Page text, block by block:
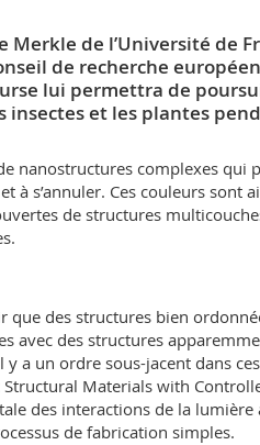
Merkle de l’Université de
de recherche européen,
lui permettra de
et les plantes
nanostructures complexes qui
à s’annuler. Ces couleurs sont
de structures
des structures bien
avec des structures
a un ordre sous-jacent dans
Materials with
des interactions de la lumière
de fabrication simples.